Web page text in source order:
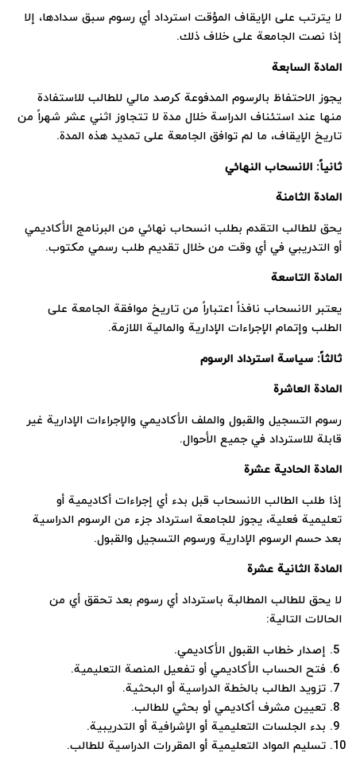
لا يترتب على الإيقاف المؤقت استرداد أي رسوم سبق سدادها، إلا
إذا نصت الجامعة على خلاف ذلك.
المادة السابعة
يجوز الاحتفاظ بالرسوم المدفوعة كرصد مالي للطالب للاستفادة
منها عند استئناف الدراسة خلال مدة لا تتجاوز اثني عشر شهراً من
تاريخ الإيقاف، ما لم توافق الجامعة على تمديد هذه المدة.
ثانياً: الانسحاب النهائي
المادة الثامنة
يحق للطالب التقدم بطلب انسحاب نهائي من البرنامج الأكاديمي
أو التدريبي في أي وقت من خلال تقديم طلب رسمي مكتوب.
المادة التاسعة
يعتبر الانسحاب نافذاً اعتباراً من تاريخ موافقة الجامعة على
الطلب وإتمام الإجراءات الإدارية والمالية اللازمة.
ثالثاً: سياسة استرداد الرسوم
المادة العاشرة
رسوم التسجيل والقبول والملف الأكاديمي والإجراءات الإدارية غير
قابلة للاسترداد في جميع الأحوال.
المادة الحادية عشرة
إذا طلب الطالب الانسحاب قبل بدء أي إجراءات أكاديمية أو
تعليمية فعلية، يجوز للجامعة استرداد جزء من الرسوم الدراسية
بعد حسم الرسوم الإدارية ورسوم التسجيل والقبول.
المادة الثانية عشرة
لا يحق للطالب المطالبة باسترداد أي رسوم بعد تحقق أي من
الحالات التالية:
إصدار خطاب القبول الأكاديمي.
فتح الحساب الأكاديمي أو تفعيل المنصة التعليمية.
تزويد الطالب بالخطة الدراسية أو البحثية.
تعيين مشرف أكاديمي أو بحثي للطالب.
بدء الجلسات التعليمية أو الإشرافية أو التدريبية.
تسليم المواد التعليمية أو المقررات الدراسية للطالب.